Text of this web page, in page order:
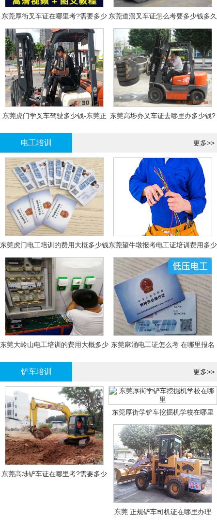
东莞厚街叉车证在哪里考?需要多少
钱?
东莞道滘叉车证怎么考要多少钱多久
拿证
东莞虎门学叉车驾驶多少钱-东莞正 东莞高埗办叉车证去哪里办多少钱?
电工培训 更多>>
东莞虎门电工培训的费用大概多少钱东莞望牛墩报考电工证培训费用多少
钱
东莞大岭山电工培训的费用大概多少 东莞麻涌电工证怎么考 在哪里报名
铲车培训 更多>>
东莞高埗铲车证在哪里考?需要多少
东莞厚街学铲车挖掘机学校在哪里
东莞 正规铲车司机证在哪里办理